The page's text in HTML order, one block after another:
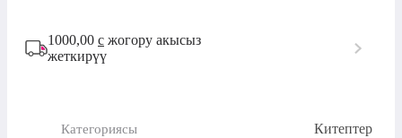
1000,00 с жогору акысыз
жеткирүү
Категориясы Китептер